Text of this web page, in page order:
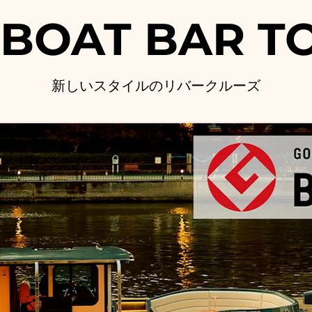
BAR
新しいスタイルのリバークルーズ